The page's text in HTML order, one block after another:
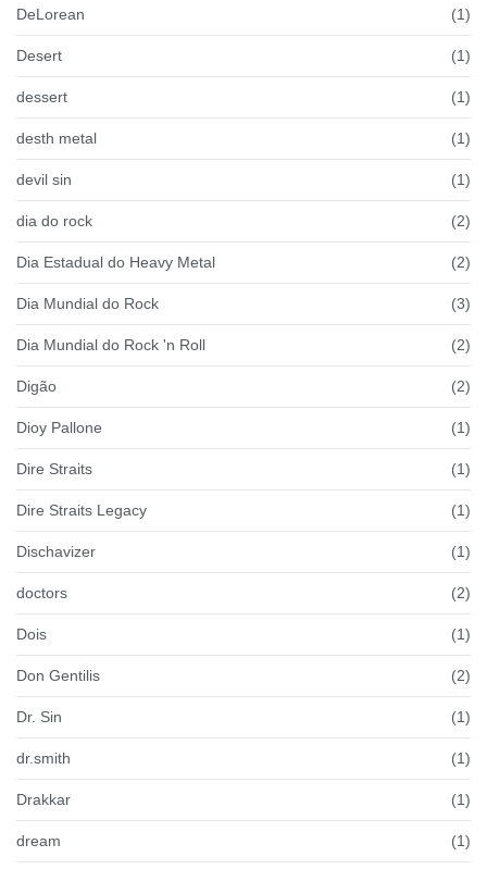
DeLorean (1)
Desert (1)
dessert (1)
desth metal (1)
devil sin (1)
dia do rock (2)
Dia Estadual do Heavy Metal (2)
Dia Mundial do Rock (3)
Dia Mundial do Rock 'n Roll (2)
Digão (2)
Dioy Pallone (1)
Dire Straits (1)
Dire Straits Legacy (1)
Dischavizer (1)
doctors (2)
Dois (1)
Don Gentilis (2)
Dr. Sin (1)
dr.smith (1)
Drakkar (1)
dream (1)